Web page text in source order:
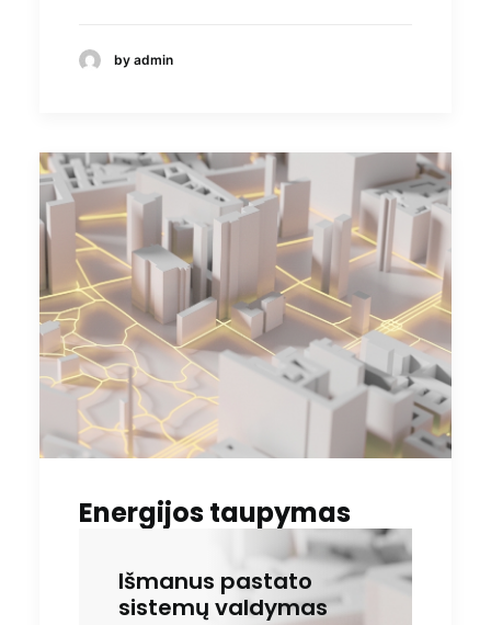
by admin
Energijos taupymas
Išmanus pastato
sistemų valdymas